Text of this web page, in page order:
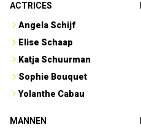
ACTRICES
Angela Schijf
Elise Schaap
Katja Schuurman
Sophie Bouquet
Yolanthe Cabau
MANNEN